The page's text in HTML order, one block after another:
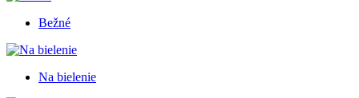
Bežné
Na bielenie